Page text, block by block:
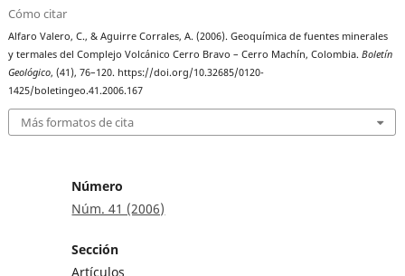
Cómo citar
Alfaro Valero, C., & Aguirre Corrales, A. (2006). Geoquímica de fuentes minerales
y termales del Complejo Volcánico Cerro Bravo – Cerro Machín, Colombia.Boletín
Geológico, (41), 76–120. https://doi.org/10.32685/0120-
1425/boletingeo.41.2006.167
Más formatos de cita
Número
Núm. 41 (2006)
Sección
Artículos